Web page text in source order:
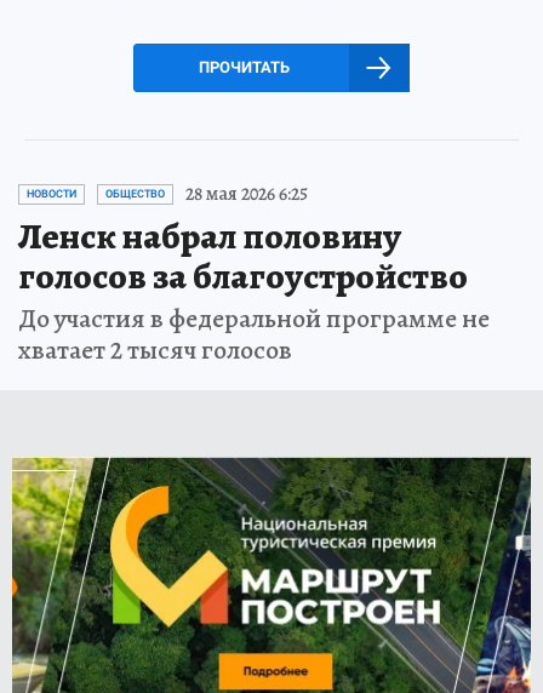
ПРОЧИТАТЬ
НОВОСТИ ОБЩЕСТВО 28 мая 2026 6:25
Ленск набрал половину
голосов за благоустройство
До участия в федеральной программе не
хватает 2 тысяч голосов